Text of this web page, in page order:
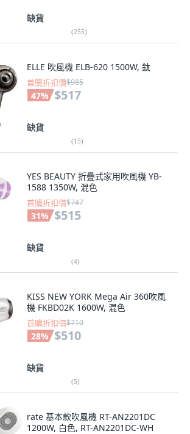
缺貨
(255)
ELLE 吹風機 ELB-620 1500W, 鈦
首購折扣價$985
47% $517
缺貨
(15)
YES BEAUTY 折疊式家用吹風機 YB-
1588 1350W, 混色
首購折扣價$747
31% $515
缺貨
(4)
KISS NEW YORK Mega Air 360吹風
機 FKBD02K 1600W, 混色
首購折扣價$710
28% $510
缺貨
(5)
rate 基本款吹風機 RT-AN2201DC
1200W, 白色, RT-AN2201DC-WH